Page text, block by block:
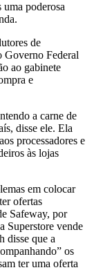
uma poderosa
de
Governo Federal
ao gabinete
e
a carne de
disse ele. Ela
processadores e
às lojas
em colocar
ofertas
Safeway, por
Superstore vende
disse que a
os
ter uma oferta